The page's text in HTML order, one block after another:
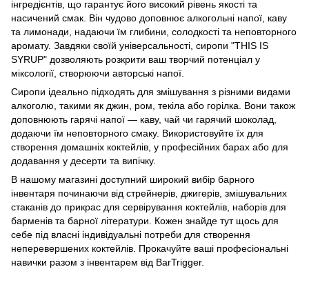
інгредієнтів, що гарантує його високий рівень якості та
насичений смак. Він чудово доповнює алкогольні напої, каву
та лимонади, надаючи їм глибини, солодкості та неповторного
аромату. Завдяки своїй універсальності, сиропи "THIS IS
SYRUP" дозволяють розкрити ваш творчий потенціал у
міксології, створюючи авторські напої.
Сиропи ідеально підходять для змішування з різними видами
алкоголю, такими як джин, ром, текіла або горілка. Вони також
доповнюють гарячі напої — каву, чай чи гарячий шоколад,
додаючи їм неповторного смаку. Використовуйте їх для
створення домашніх коктейлів, у професійних барах або для
додавання у десерти та випічку.
В нашому магазині доступний широкий вибір барного
інвентаря починаючи від стрейнерів, джигерів, змішувальних
стаканів до прикрас для сервірування коктейлів наборів для
барменів та барної літератури . Кожен знайде тут щось для
себе під власні індивідуальні потреби для створення
неперевершених коктейлів. Прокачуйте ваші професіональні
навички разом з інвентарем від BarTrigger.